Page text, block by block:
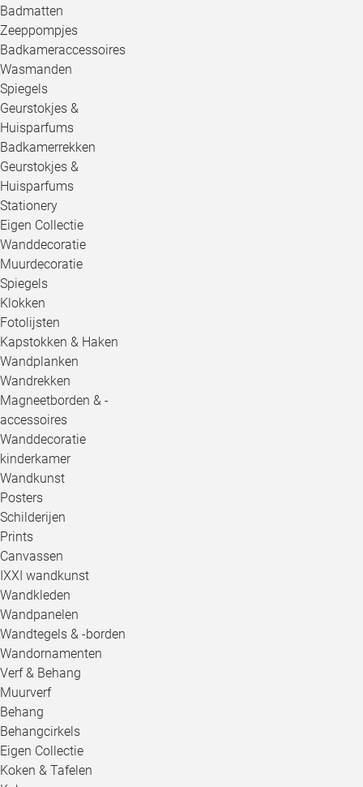
Badmatten
Zeeppompjes
Badkameraccessoires
Wasmanden
Spiegels
Geurstokjes &
Huisparfums
Badkamerrekken
Geurstokjes &
Huisparfums
Stationery
Eigen Collectie
Wanddecoratie
Muurdecoratie
Spiegels
Klokken
Fotolijsten
Kapstokken & Haken
Wandplanken
Wandrekken
Magneetborden & -
accessoires
Wanddecoratie
kinderkamer
Wandkunst
Posters
Schilderijen
Prints
Canvassen
IXXI wandkunst
Wandkleden
Wandpanelen
Wandtegels & -borden
Wandornamenten
Verf & Behang
Muurverf
Behang
Behangcirkels
Eigen Collectie
Koken & Tafelen